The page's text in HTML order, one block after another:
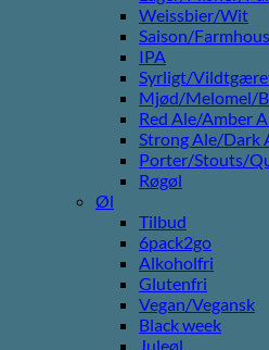
Weissbier/Wit
Saison/
IPA
Syrligt/
Mjød/Melomel/
Red Ale/Amber
Strong Ale/Dark
Porter/Stouts/
Røgøl
Øl
Tilbud
6pack2go
Alkoholfri
Glutenfri
Vegan/Vegansk
Black week
Juleøl